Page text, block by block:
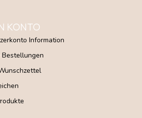
KONTO
Information
Bestellungen